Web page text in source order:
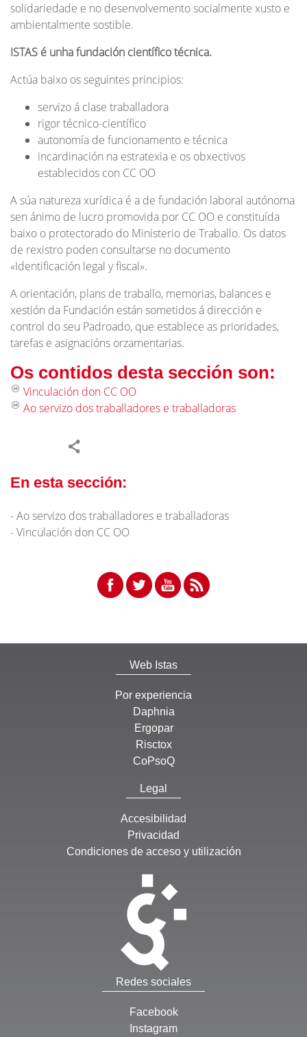
solidariedade e no desenvolvemento socialmente xusto e
ambientalmente sostible.
ISTAS é unha fundación científico técnica.
Actúa baixo os seguintes principios:
servizo á clase traballadora
rigor técnico-científico
autonomía de funcionamento e técnica
incardinación na estratexia e os obxectivos
establecidos con CC OO
A súa natureza xurídica é a de fundación laboral autónoma
sen ánimo de lucro promovida por CC OO e constituída
baixo o protectorado do Ministerio de Traballo. Os datos
de rexistro poden consultarse no documento
«Identificación legal y fiscal».
A orientación, plans de traballo, memorias, balances e
xestión da Fundación están sometidos á dirección e
control do seu Padroado, que establece as prioridades,
tarefas e asignacións orzamentarias.
Os contidos desta sección son:
Vinculación don CC OO
Ao servizo dos traballadores e traballadoras
En esta sección:
Ao servizo dos traballadores e traballadoras
Vinculación don CC OO
Web Istas
Por experiencia
Daphnia
Ergopar
Risctox
CoPsoQ
Legal
Accesibilidad
Privacidad
Condiciones de acceso y utilización
Redes sociales
Facebook
Instagram